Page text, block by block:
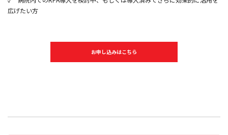
広げたい方
お申し込みはこちら